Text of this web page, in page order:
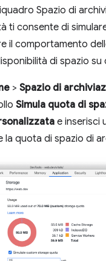
Spazio di
ti consente di
il comportamento
di spazio su
> Spazio di
Simula quota di
e inserisci
la quota di spazio di